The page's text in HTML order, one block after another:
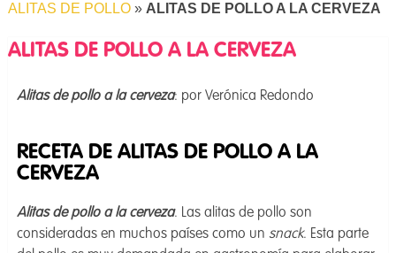
ALITAS DE POLLO» ALITAS DE POLLO A LA CERVEZA
ALITAS DE POLLO A LA CERVEZA
Alitas de pollo a la cerveza: por Verónica Redondo
RECETA DE ALITAS DE POLLO A LA
CERVEZA
Alitas de pollo a la cerveza. Las alitas de pollo son
consideradas en muchos países como un snack. Esta parte